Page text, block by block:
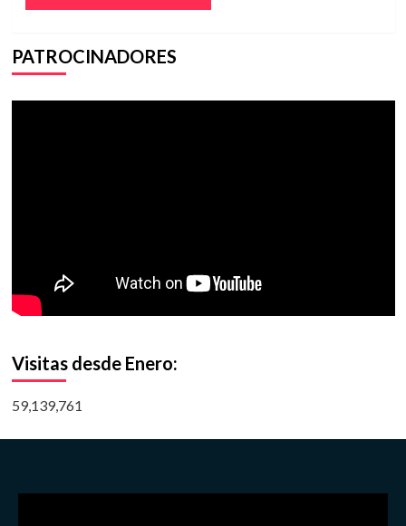
PATROCINADORES
Visitas desde Enero:
59,139,761